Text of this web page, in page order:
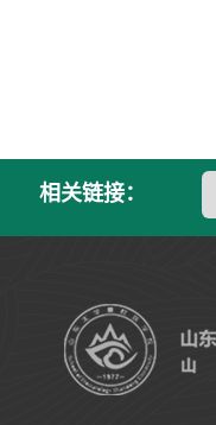
相关链接：